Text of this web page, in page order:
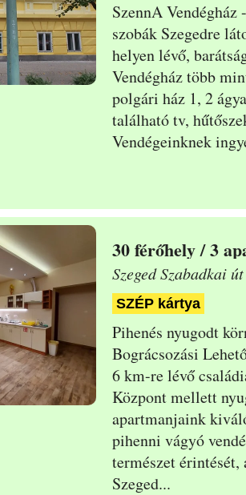
SzennA Vendégház
szobák Szegedre
helyen lévő,
Vendégház több
polgári ház 1, 2
található tv,
Vendégeinknek
30 / 3
Szeged Szabadkai
SZÉP kártya
Pihenés nyugodt
Bográcsozási
6 km-re lévő
Központ mellett
apartmanjaink
pihenni vágyó
természet
Szeged...